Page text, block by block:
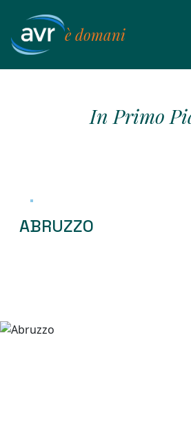
contenuto
è domani
In Primo
ABRUZZO